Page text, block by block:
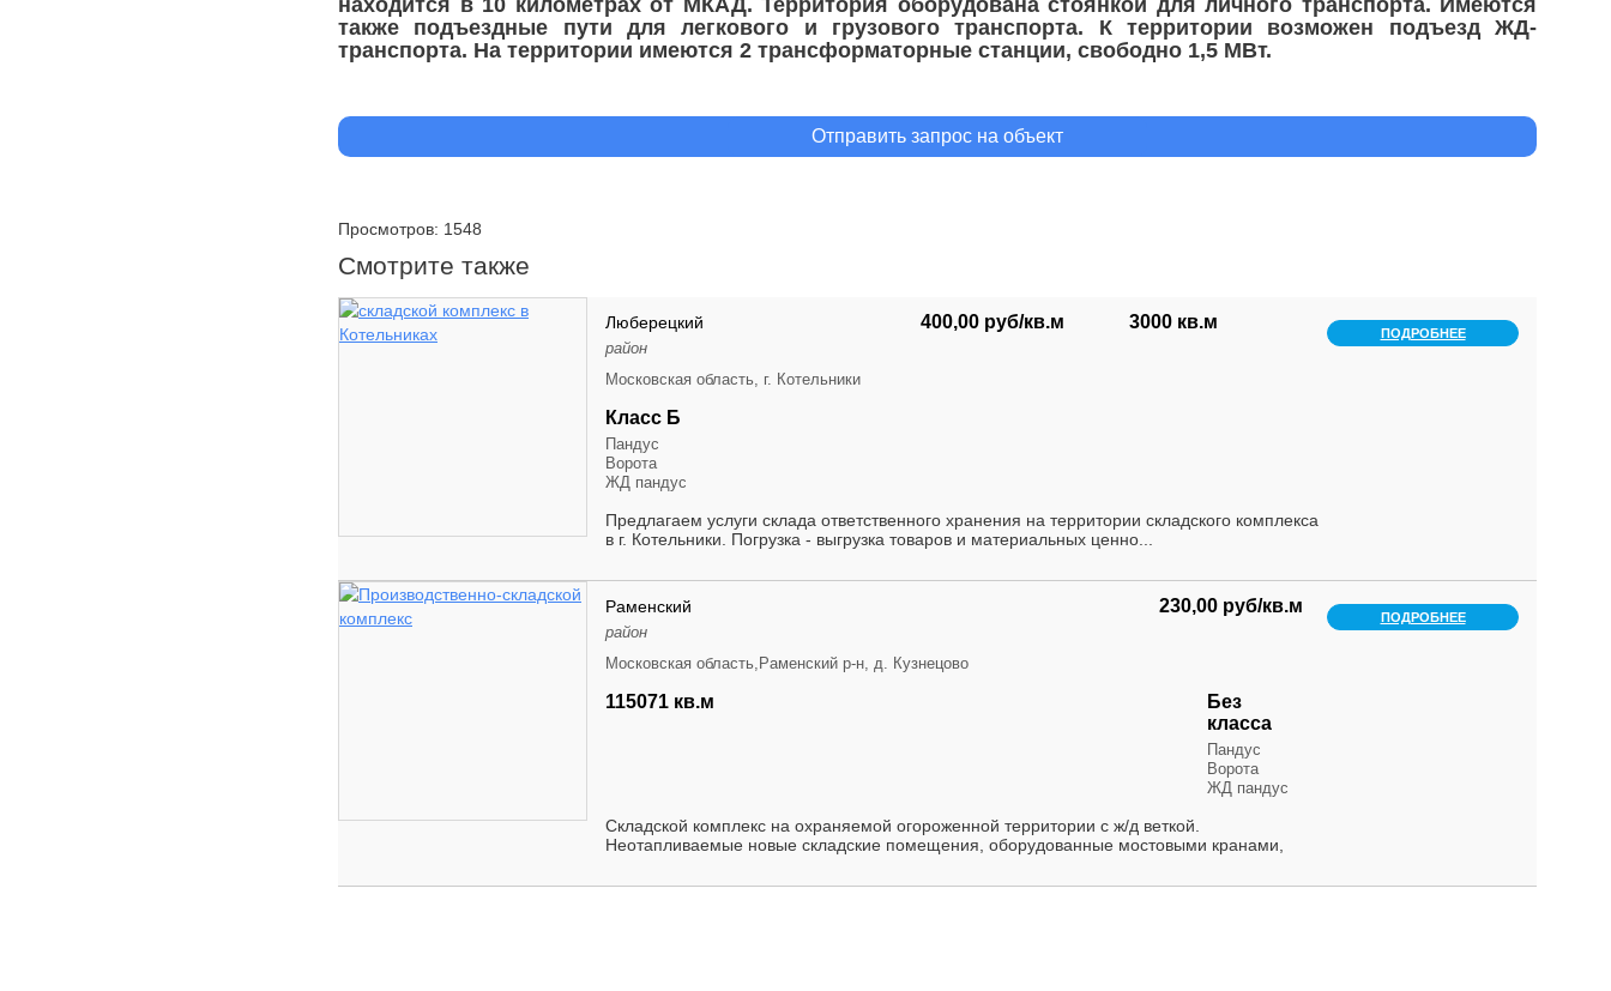
находится в 10 километрах от МКАД. Территория оборудована стоянкой для личного транспорта. Имеются
также подъездные пути для легкового и грузового транспорта. К территории возможен подъезд ЖД-
транспорта. На территории имеются 2 трансформаторные станции, свободно 1,5 МВт.
Отправить запрос на объект
Просмотров: 1548
Смотрите также
Люберецкий
район
Московская область, г. Котельники
400,00 руб/кв.м 3000 кв.м
Класс Б
Пандус
Ворота
ЖД пандус
Предлагаем услуги склада ответственного хранения на территории складского комплекса
в г. Котельники. Погрузка - выгрузка товаров и материальных ценно...
ПОДРОБНЕЕ
Раменский
район
Московская область,Раменский р-н, д. Кузнецово
230,00 руб/кв.м
115071 кв.м
Без
класса
Пандус
Ворота
ЖД пандус
Складской комплекс на охраняемой огороженной территории с ж/д веткой.
Неотапливаемые новые складские помещения, оборудованные мостовыми кранами,
ПОДРОБНЕЕ